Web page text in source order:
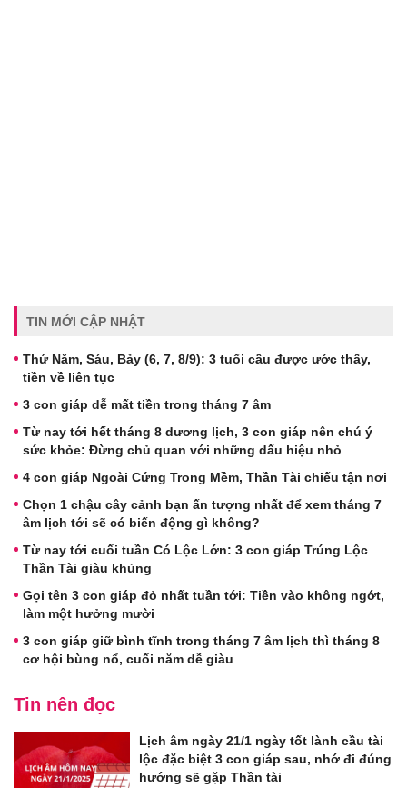
TIN MỚI CẬP NHẬT
Thứ Năm, Sáu, Bảy (6, 7, 8/9): 3 tuổi cầu được ước thấy,
tiền về liên tục
3 con giáp dễ mất tiền trong tháng 7 âm
Từ nay tới hết tháng 8 dương lịch, 3 con giáp nên chú ý
sức khỏe: Đừng chủ quan với những dấu hiệu nhỏ
4 con giáp Ngoài Cứng Trong Mềm, Thần Tài chiếu tận nơi
Chọn 1 chậu cây cảnh bạn ấn tượng nhất để xem tháng 7
âm lịch tới sẽ có biến động gì không?
Từ nay tới cuối tuần Có Lộc Lớn: 3 con giáp Trúng Lộc
Thần Tài giàu khủng
Gọi tên 3 con giáp đỏ nhất tuần tới: Tiền vào không ngớt,
làm một hưởng mười
3 con giáp giữ bình tĩnh trong tháng 7 âm lịch thì tháng 8
cơ hội bùng nổ, cuối năm dễ giàu
Tin nên đọc
Lịch âm ngày 21/1 ngày tốt lành cầu tài
lộc đặc biệt 3 con giáp sau, nhớ đi đúng
hướng sẽ gặp Thần tài